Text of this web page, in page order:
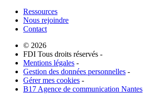
Ressources
Nous rejoindre
Contact
© 2026
FDI Tous droits réservés -
Mentions légales -
Gestion des données personnelles -
Gérer mes cookies -
B17 Agence de communication Nantes